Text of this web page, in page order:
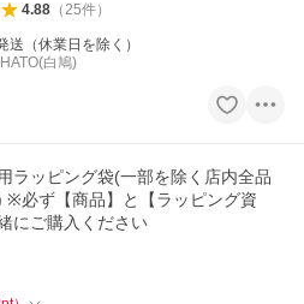
4.88（25件）
送（休業日を除く）
白鳩)
ラッピング袋(一部を除く店内全品
※必ず【商品】と【ラッピング資
にご購入ください